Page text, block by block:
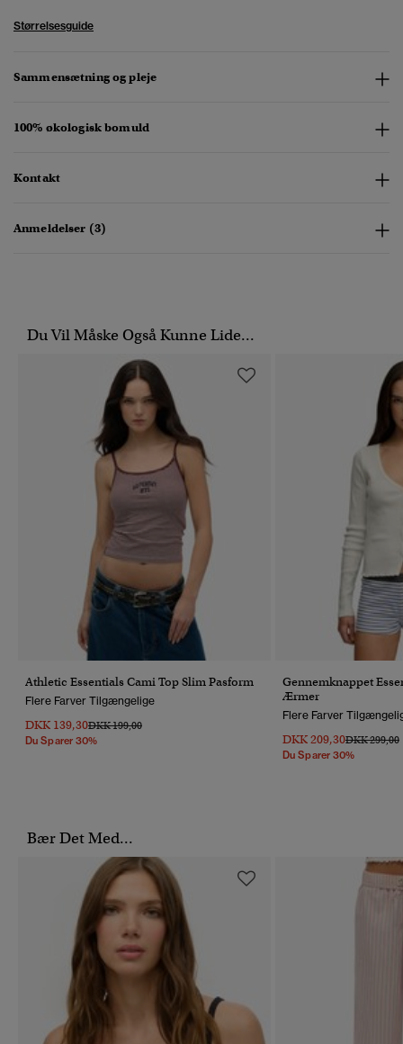
Størrelsesguide
Sammensætning og pleje
100% økologisk bomuld
Kontakt
Anmeldelser (3)
Du Vil Måske Også Kunne Lide...
Athletic Essentials Cami Top Slim Pasform
Flere Farver Tilgængelige
DKK 139,30Pris Nedsat Fra
DKK 199,00Til
Du Sparer 30%
Gennemknappet
Ærmer
Flere Farver
DKK 209,30Pris Nedsat
DKK 299,00
Du Sparer 30%
Bær Det Med...